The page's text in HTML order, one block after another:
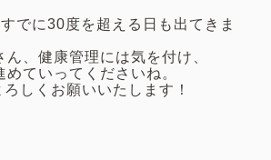
でに30度を超える日も出てきま
、健康管理には気を付け、
ていってくださいね。
しくお願いいたします！